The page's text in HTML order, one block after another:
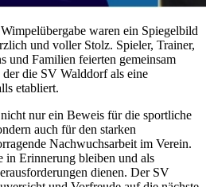
waren ein Spiegelbild
und voller Stolz. Spieler, Trainer,
und Familien feierten gemeinsam
die SV Walddorf als eine
etabliert.
nur ein Beweis für die sportliche
auch für den starken
Nachwuchsarbeit im Verein.
Erinnerung bleiben und als
dienen. Der SV